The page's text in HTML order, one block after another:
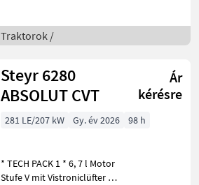
Hecksteuergeräte, farblich
gekennzeichnet + Power
mit Blindstopfen + Kat. 3
Traktorok /
Steyr 6280
ABSOLUT CVT
Ár
kérésre
281 LE/207 kW Gy. év 2026 98 h
* TECH PACK 1 * 6, 7 l Motor
Stufe V mit Vistroniclüfter *